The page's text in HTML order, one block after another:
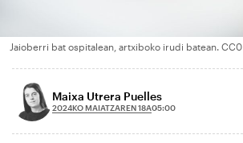
Jaioberri bat ospitalean, artxiboko irudi batean. CC0
Maixa Utrera Puelles
2024KO MAIATZAREN 18A05:00